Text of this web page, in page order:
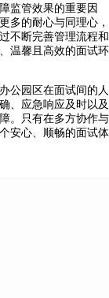
监管效果的重要因
多的耐心与同理心，
不断完善管理流程和
温馨且高效的面试环
公园区在面试间的人
、应急响应及时以及
。只有在多方协作与
安心、顺畅的面试体